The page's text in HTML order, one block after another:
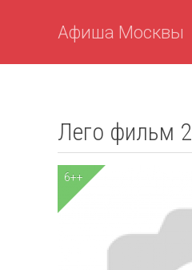
Афиша Москвы
Лего фильм 2
6++